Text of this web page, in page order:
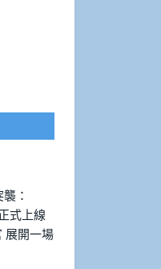
：
式上線
展開一場